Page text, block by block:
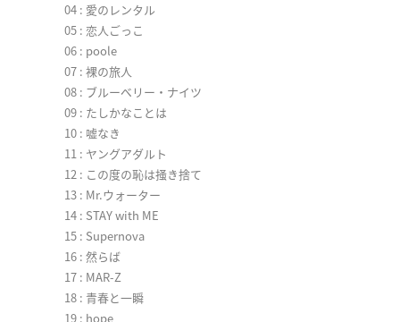
04 : 愛のレンタル
05 : 恋人ごっこ
06 : poole
07 : 裸の旅人
08 : ブルーベリー・ナイツ
09 : たしかなことは
10 : 嘘なき
11 : ヤングアダルト
12 : この度の恥は掻き捨て
13 : Mr.ウォーター
14 : STAY with ME
15 : Supernova
16 : 然らば
17 : MAR-Z
18 : 青春と一瞬
19 : hope